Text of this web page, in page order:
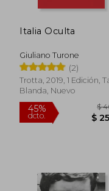
45%
dcto.
Italia Oculta
Giuliano Turone
(2)
Trotta, 2019, 1 Edición,
Blanda, Nuevo